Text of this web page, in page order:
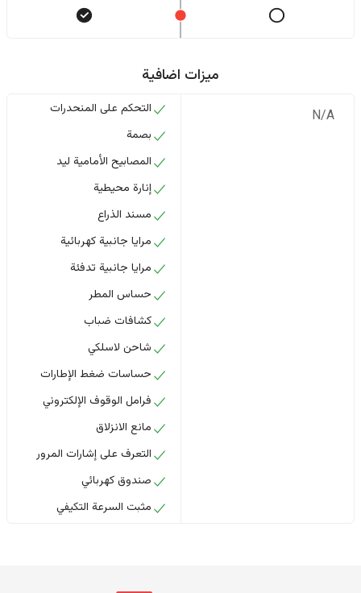
ميزات اضافية
N/A
التحكم على المنحدرات
بصمة
المصابيح الأمامية ليد
إنارة محيطية
مسند الذراع
مرايا جانبية كهربائية
مرايا جانبية تدفئة
حساس المطر
كشافات ضباب
شاحن لاسلكي
حساسات ضغط الإطارات
فرامل الوقوف الإلكتروني
مانع الانزلاق
التعرف على إشارات المرور
صندوق كهربائي
مثبت السرعة التكيفي